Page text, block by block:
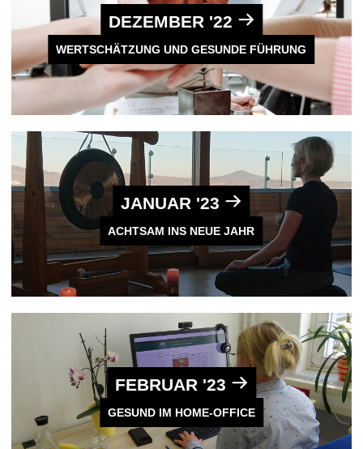
DEZEMBER '22
WERTSCHÄTZUNG UND GESUNDE FÜHRUNG
JANUAR '23
ACHTSAM INS NEUE JAHR
FEBRUAR '23
GESUND IM HOME-OFFICE